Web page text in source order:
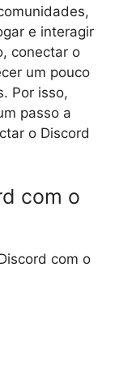
e interagir
conectar o
um pouco
Por isso,
passo a
o Discord
com o
com o